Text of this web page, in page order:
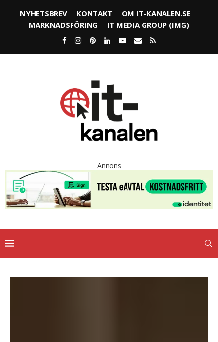
NYHETSBREV KONTAKT
OM IT-KANALEN.SE
MARKNADSFÖRING
IT MEDIA GROUP (IMG)
Annons